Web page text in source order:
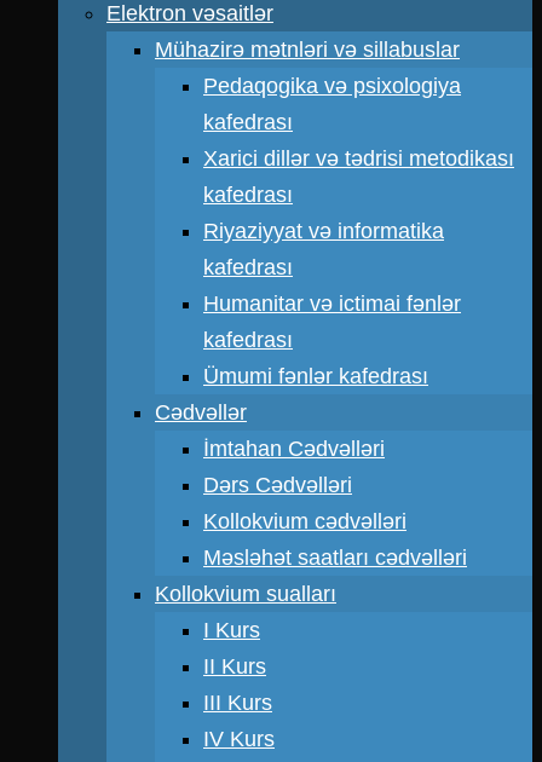
Elektron vəsaitlər
Mühazirə mətnləri və sillabuslar
Pedaqogika və psixologiya
kafedrası
Xarici dillər və tədrisi metodikası
kafedrası
Riyaziyyat və informatika
kafedrası
Humanitar və ictimai fənlər
kafedrası
Ümumi fənlər kafedrası
Cədvəllər
İmtahan Cədvəlləri
Dərs Cədvəlləri
Kollokvium cədvəlləri
Məsləhət saatları cədvəlləri
Kollokvium sualları
I Kurs
II Kurs
III Kurs
IV Kurs